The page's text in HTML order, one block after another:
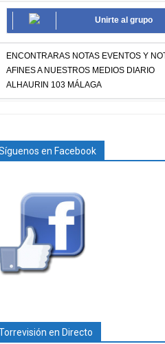
Unirte al grupo
ENCONTRARAS NOTAS EVENTOS Y
AFINES A NUESTROS MEDIOS DIARIO
ALHAURIN 103 MÁLAGA
en Facebook
en Directo